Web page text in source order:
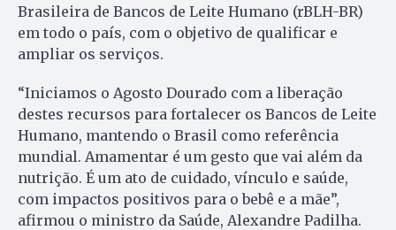
Brasileira de Bancos de Leite Humano (rBLH-BR)
em todo o país, com o objetivo de qualificar e
ampliar os serviços.
“Iniciamos o Agosto Dourado com a liberação
destes recursos para fortalecer os Bancos de Leite
Humano, mantendo o Brasil como referência
mundial. Amamentar é um gesto que vai além da
nutrição. É um ato de cuidado, vínculo e saúde,
com impactos positivos para o bebê e a mãe”,
afirmou o ministro da Saúde, Alexandre Padilha.